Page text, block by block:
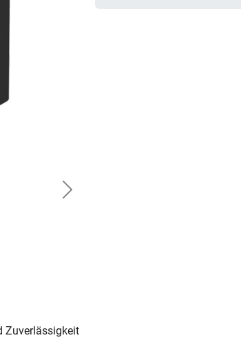
Next
Zuverlässigkeit